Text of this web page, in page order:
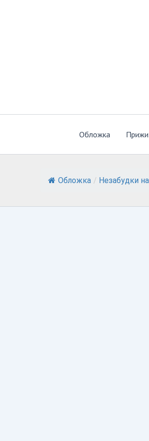
Обложка
Обложка / Незабудки